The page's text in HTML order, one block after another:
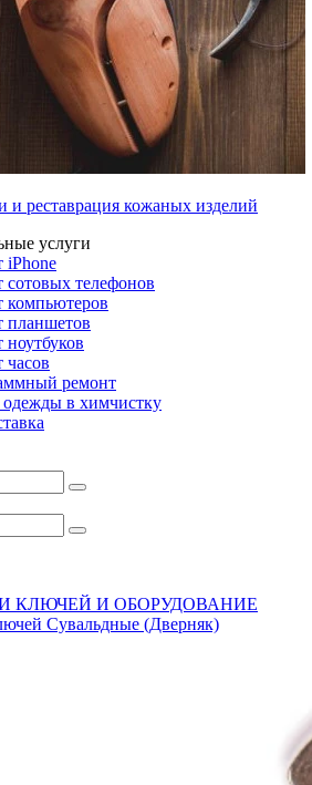
и реставрация кожаных изделий
услуги
iPhone
сотовых телефонов
компьютеров
планшетов
ноутбуков
часов
ремонт
в химчистку
КЛЮЧЕЙ И ОБОРУДОВАНИЕ
Сувальдные (Дверняк)